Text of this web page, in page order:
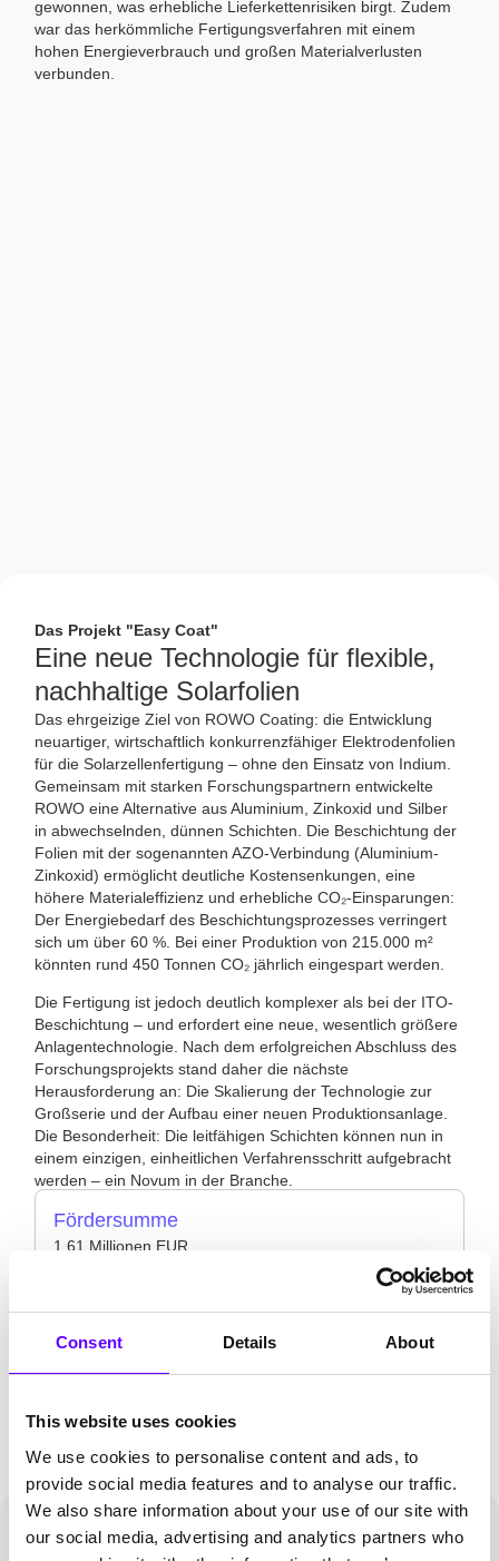
Consent Details About
This website uses cookies
We use cookies to personalise content and ads, to
provide social media features and to analyse our traffic.
We also share information about your use of our site with
our social media, advertising and analytics partners who
gewonnen, was erhebliche Lieferkettenrisiken birgt. Zudem
war das herkömmliche Fertigungsverfahren mit einem
hohen Energieverbrauch und großen Materialverlusten
verbunden.
Das Projekt "Easy Coat"
Eine neue Technologie für flexible,
nachhaltige Solarfolien
Das ehrgeizige Ziel von ROWO Coating: die Entwicklung
neuartiger, wirtschaftlich konkurrenzfähiger Elektrodenfolien
für die Solarzellenfertigung – ohne den Einsatz von Indium.
Gemeinsam mit starken Forschungspartnern entwickelte
ROWO eine Alternative aus Aluminium, Zinkoxid und Silber
in abwechselnden, dünnen Schichten. Die Beschichtung der
Folien mit der sogenannten AZO-Verbindung (Aluminium-
Zinkoxid) ermöglicht deutliche Kostensenkungen, eine
höhere Materialeffizienz und erhebliche CO₂-Einsparungen:
Der Energiebedarf des Beschichtungsprozesses verringert
sich um über 60 %. Bei einer Produktion von 215.000 m²
könnten rund 450 Tonnen CO₂ jährlich eingespart werden.
Die Fertigung ist jedoch deutlich komplexer als bei der ITO-
Beschichtung – und erfordert eine neue, wesentlich größere
Anlagentechnologie. Nach dem erfolgreichen Abschluss des
Forschungsprojekts stand daher die nächste
Herausforderung an: Die Skalierung der Technologie zur
Großserie und der Aufbau einer neuen Produktionsanlage.
Die Besonderheit: Die leitfähigen Schichten können nun in
einem einzigen, einheitlichen Verfahrensschritt aufgebracht
werden – ein Novum in der Branche.
Fördersumme
1,61 Millionen EUR
Projektdauer
30 Monate
UIP-Programm KfW Zuschuss
Die Zusammenarbeit mit PFIF